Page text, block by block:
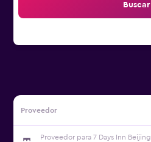
Buscar
Proveedor
Proveedor para 7 Days Inn Beijing